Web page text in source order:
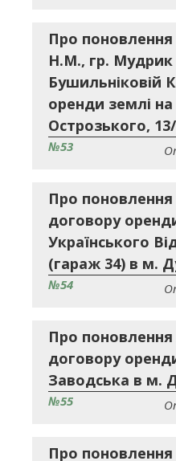
Про поновлення
Н.М., гр.
Бушильніковій
оренди землі
Острозького,
№53
Про поновлення
договору
Українського
(гараж 34) в м.
№54
Про
договору
Заводська в м.
№55
Про